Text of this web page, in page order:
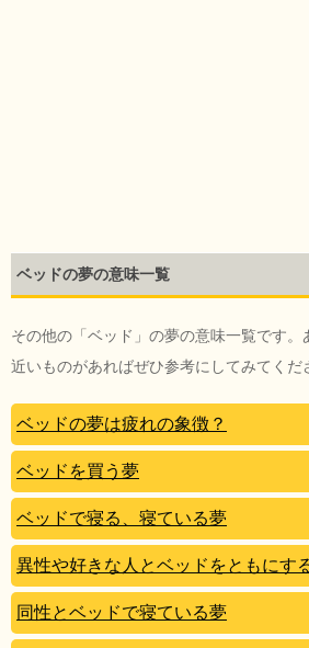
ベッドの夢の意味一覧
その他の「ベッド」の夢の意味一覧です。
近いものがあればぜひ参考にしてみてくだ
ベッドの夢は疲れの象徴？
ベッドを買う夢
ベッドで寝る、寝ている夢
異性や好きな人とベッドをともにす
同性とベッドで寝ている夢